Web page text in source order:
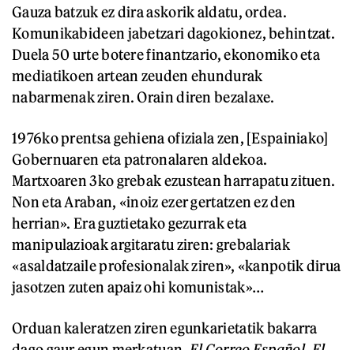
Gauza batzuk ez dira askorik aldatu, ordea.
Komunikabideen jabetzari dagokionez, behintzat.
Duela 50 urte botere finantzario, ekonomiko eta
mediatikoen artean zeuden ehundurak
nabarmenak ziren. Orain diren bezalaxe.
1976ko prentsa gehiena ofiziala zen, [Espainiako]
Gobernuaren eta patronalaren aldekoa.
Martxoaren 3ko grebak ezustean harrapatu zituen.
Non eta Araban, «inoiz ezer gertatzen ez den
herrian». Era guztietako gezurrak eta
manipulazioak argitaratu ziren: grebalariak
«asaldatzaile profesionalak ziren», «kanpotik dirua
jasotzen zuten apaiz ohi komunistak»…
Orduan kaleratzen ziren egunkarietatik bakarra